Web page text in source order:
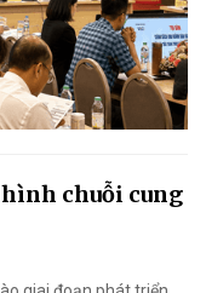
chuỗi cung